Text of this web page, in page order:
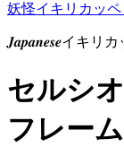
妖怪イキリカッペ
𝑱𝒂𝒑𝒂𝒏𝒆𝒔𝒆イキリカ
セルシ
フレー